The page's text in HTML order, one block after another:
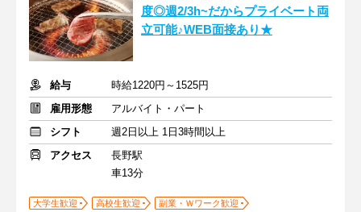
度◎週2/3h~だからプライベート両
立可能♪WEB面接あり★
給与
時給1220円～1525円
雇用形態
アルバイト・パート
シフト
週2日以上 1日3時間以上
アクセス
長野駅
車13分
大学生歓迎 高校生歓迎
副業・Ｗワーク歓迎